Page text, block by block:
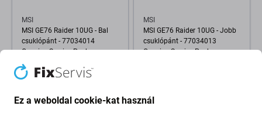
MSI
MSI GE76 Raider 10UG - Bal
csuklópánt - 77034014
Genuine Service Pack
11 610 Ft
MSI
MSI GE76 Raider 10UG - Jobb
csuklópánt - 77034013
Genuine Service Pack
Ez a weboldal cookie-kat használ